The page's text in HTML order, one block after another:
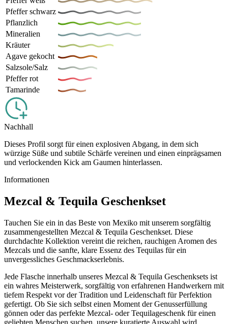
Pfeffer schwarz
Pflanzlich
Mineralien
Kräuter
Agave gekocht
Salzsole/Salz
Pfeffer rot
Tamarinde
Nachhall
Dieses Profil sorgt für einen explosiven Abgang, in dem sich
würzige Süße und subtile Schärfe vereinen und einen einprägsamen
und verlockenden Kick am Gaumen hinterlassen.
Informationen
Mezcal & Tequila Geschenkset
Tauchen Sie ein in das Beste von Mexiko mit unserem sorgfältig
zusammengestellten Mezcal & Tequila Geschenkset. Diese
durchdachte Kollektion vereint die reichen, rauchigen Aromen des
Mezcals und die sanfte, klare Essenz des Tequilas für ein
unvergessliches Geschmackserlebnis.
Jede Flasche innerhalb unseres Mezcal & Tequila Geschenksets ist
ein wahres Meisterwerk, sorgfältig von erfahrenen Handwerkern mit
tiefem Respekt vor der Tradition und Leidenschaft für Perfektion
gefertigt. Ob Sie sich selbst einen Moment der Genusserfüllung
gönnen oder das perfekte Mezcal- oder Tequilageschenk für einen
geliebten Menschen suchen, unsere kuratierte Auswahl wird